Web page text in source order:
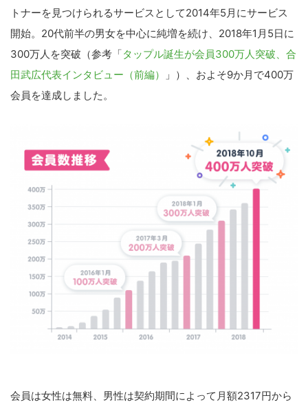
トナーを見つけられるサービスとして2014年5月にサービス
開始。20代前半の男女を中心に純増を続け、2018年1月5日に
300万人を突破（参考「タップル誕生が会員300万人突破、合
田武広代表インタビュー（前編）
」）、およそ9か月で400万
会員を達成しました。
会員は女性は無料、男性は契約期間によって月額2317円から